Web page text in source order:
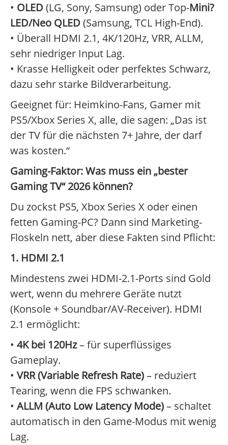
• OLED(LG, Sony, Samsung) oder Top-Mini?
LED/Neo QLED(Samsung, TCL High-End).
• Überall HDMI 2.1, 4K/120Hz, VRR, ALLM,
sehr niedriger Input Lag.
• Krasse Helligkeit oder perfektes Schwarz,
dazu sehr starke Bildverarbeitung.
Geeignet für: Heimkino-Fans, Gamer mit
PS5/Xbox Series X, alle, die sagen: „Das ist
der TV für die nächsten 7+ Jahre, der darf
was kosten.“
Gaming-Faktor: Was muss ein „bester
Gaming TV“ 2026 können?
Du zockst PS5, Xbox Series X oder einen
fetten Gaming-PC? Dann sind Marketing-
Floskeln nett, aber diese Fakten sind Pflicht:
1. HDMI 2.1
Mindestens zwei HDMI-2.1-Ports sind Gold
wert, wenn du mehrere Geräte nutzt
(Konsole + Soundbar/AV-Receiver). HDMI
2.1 ermöglicht:
• 4K bei 120Hz– für superflüssiges
Gameplay.
• VRR (Variable Refresh Rate)– reduziert
Tearing, wenn die FPS schwanken.
• ALLM (Auto Low Latency Mode)– schaltet
automatisch in den Game-Modus mit wenig
Lag.